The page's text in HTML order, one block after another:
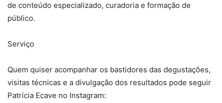
de conteúdo especializado, curadoria e formação de
público.
Serviço
Quem quiser acompanhar os bastidores das degustações,
visitas técnicas e a divulgação dos resultados pode seguir
Patrícia Ecave no Instagram: